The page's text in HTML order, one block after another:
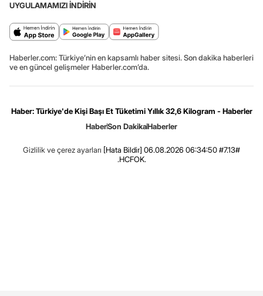
UYGULAMAMIZI İNDİRİN
Haberler.com: Türkiye’nin en kapsamlı haber sitesi. Son dakika haberleri
ve en güncel gelişmeler Haberler.com’da.
Haber: Türkiye'de Kişi Başı Et Tüketimi Yıllık 32,6 Kilogram - Haberler
HaberSon DakikaHaberler
Gizlilik ve çerez ayarları [Hata Bildir] 06.08.2026 06:34:50 #7.13#
.HCFOK.